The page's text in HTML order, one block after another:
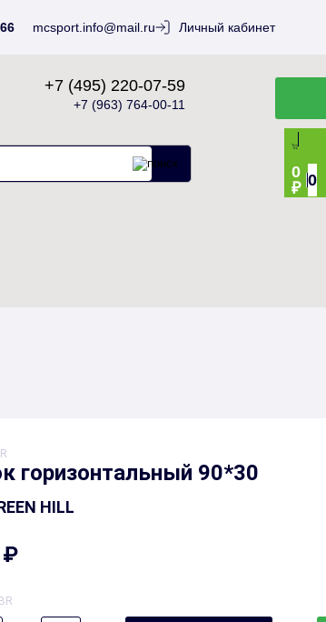
mcsport.info@mail.ru Личный кабинет
+7 (495) 220-07-59
+7 (963) 764-00-11
0
₽ 0
горизонтальный 90*30
HILL
₽